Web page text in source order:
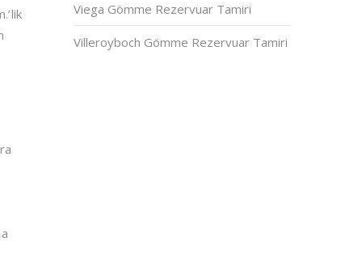
Viega Gömme Rezervuar Tamiri
Villeroyboch Gömme Rezervuar Tamiri